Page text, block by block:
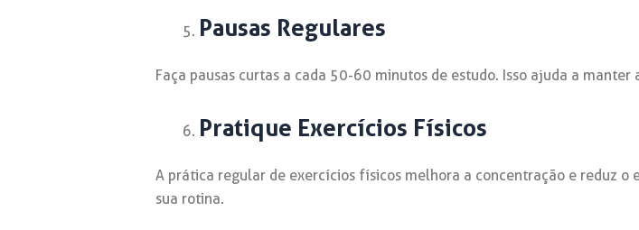
Pausas Regulares
Faça pausas curtas a cada 50-60 minutos de estudo. Isso ajuda a
Pratique Exercícios Físicos
A prática regular de exercícios físicos melhora a concentração e reduz o
sua rotina.